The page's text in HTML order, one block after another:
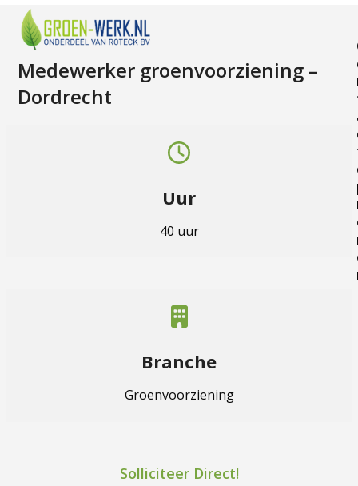
content
Open
mobile
menu
Close
mobile
menu
Medewerker groenvoorziening –
Dordrecht
Uur
40 uur
Branche
Groenvoorziening
Solliciteer Direct!